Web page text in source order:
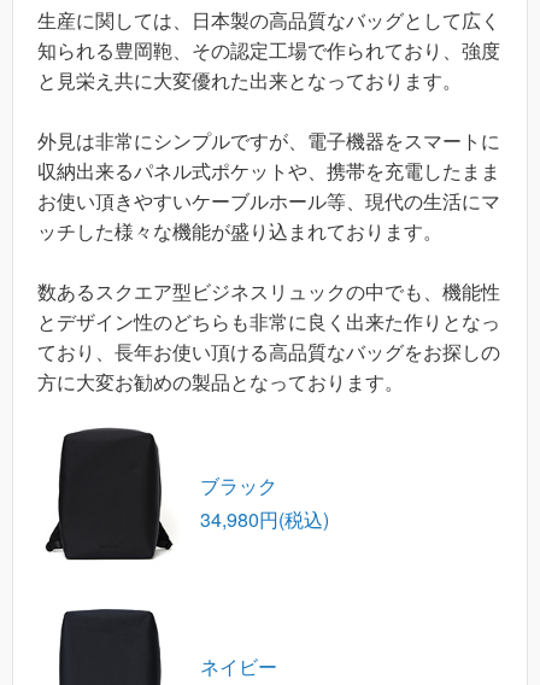
生産に関しては、日本製の高品質なバッグとして広く
知られる豊岡鞄、その認定工場で作られており、強度
と見栄え共に大変優れた出来となっております。
外見は非常にシンプルですが、電子機器をスマートに
収納出来るパネル式ポケットや、携帯を充電したまま
お使い頂きやすいケーブルホール等、現代の生活にマ
ッチした様々な機能が盛り込まれております。
数あるスクエア型ビジネスリュックの中でも、機能性
とデザイン性のどちらも非常に良く出来た作りとなっ
ており、長年お使い頂ける高品質なバッグをお探しの
方に大変お勧めの製品となっております。
ブラック
34,980円(税込)
ネイビー